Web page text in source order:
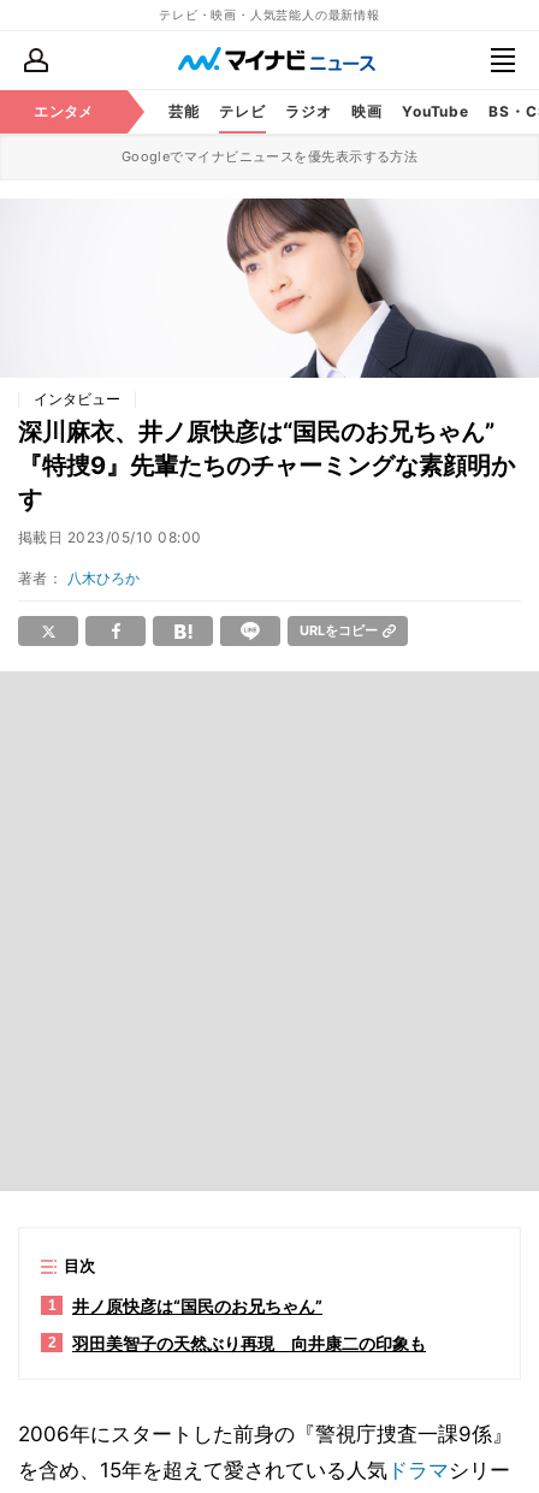
テレビ・映画・人気芸能人の最新情報
エンタメ 芸能 テレビ ラジオ 映画 YouTube BS・
Googleでマイナビニュースを優先表示する方法
インタビュー
深川麻衣、井ノ原快彦は“国民のお兄ちゃん”
『特捜9』先輩たちのチャーミングな素顔明か
す
掲載日 2023/05/10 08:00
著者： 八木ひろか
URLをコピー
目次
1 井ノ原快彦は“国民のお兄ちゃん”
2 羽田美智子の天然ぶり再現 向井康二の印象も
2006年にスタートした前身の『警視庁捜査一課9係』
を含め、15年を超えて愛されている人気 ドラマシリー